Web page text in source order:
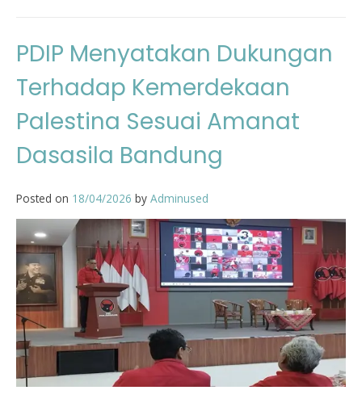
PDIP Menyatakan Dukungan
Terhadap Kemerdekaan
Palestina Sesuai Amanat
Dasasila Bandung
Posted on 18/04/2026 by Adminused